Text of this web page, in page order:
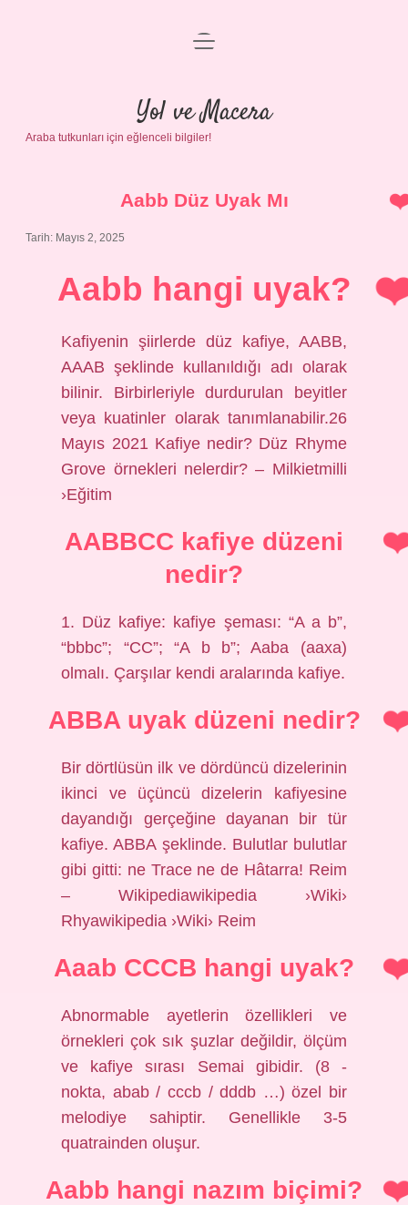
Anasayfa
Gizlilik Politikası
Yasal Uyarı
menüyü
Yol ve Macera
Araba tutkunları için eğlenceli bilgiler!
Aabb Düz Uyak Mı
Tarih: Mayıs 2, 2025
Aabb hangi uyak?
Kafiyenin şiirlerde düz kafiye, AABB,
AAAB şeklinde kullanıldığı adı olarak
bilinir. Birbirleriyle durdurulan beyitler
veya kuatinler olarak tanımlanabilir.26
Mayıs 2021 Kafiye nedir? Düz Rhyme
Grove örnekleri nelerdir? – Milkietmilli
›Eğitim
AABBCC kafiye düzeni
nedir?
1. Düz kafiye: kafiye şeması: “A a b”,
“bbbc”; “CC”; “A b b”; Aaba (aaxa)
olmalı. Çarşılar kendi aralarında kafiye.
ABBA uyak düzeni nedir?
Bir dörtlüsün ilk ve dördüncü dizelerinin
ikinci ve üçüncü dizelerin kafiyesine
dayandığı gerçeğine dayanan bir tür
kafiye. ABBA şeklinde. Bulutlar bulutlar
gibi gitti: ne Trace ne de Hâtarra! Reim
– Wikipediawikipedia ›Wiki›
Rhyawikipedia ›Wiki› Reim
Aaab CCCB hangi uyak?
Abnormable ayetlerin özellikleri ve
örnekleri çok sık şuzlar değildir, ölçüm
ve kafiye sırası Semai gibidir. (8 -
nokta, abab / cccb / dddb …) özel bir
melodiye sahiptir. Genellikle 3-5
quatrainden oluşur.
Aabb hangi nazım biçimi?